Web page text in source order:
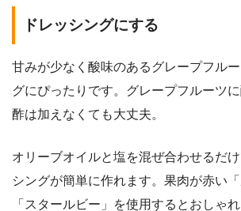
ドレッシングにする
甘みが少なく酸味のあるグレープフル
グにぴったりです。グレープフルーツ
酢は加えなくても大丈夫。
オリーブオイルと塩を混ぜ合わせるだ
シングが簡単に作れます。果肉が赤い
「スタールビー」を使用するとおしゃ